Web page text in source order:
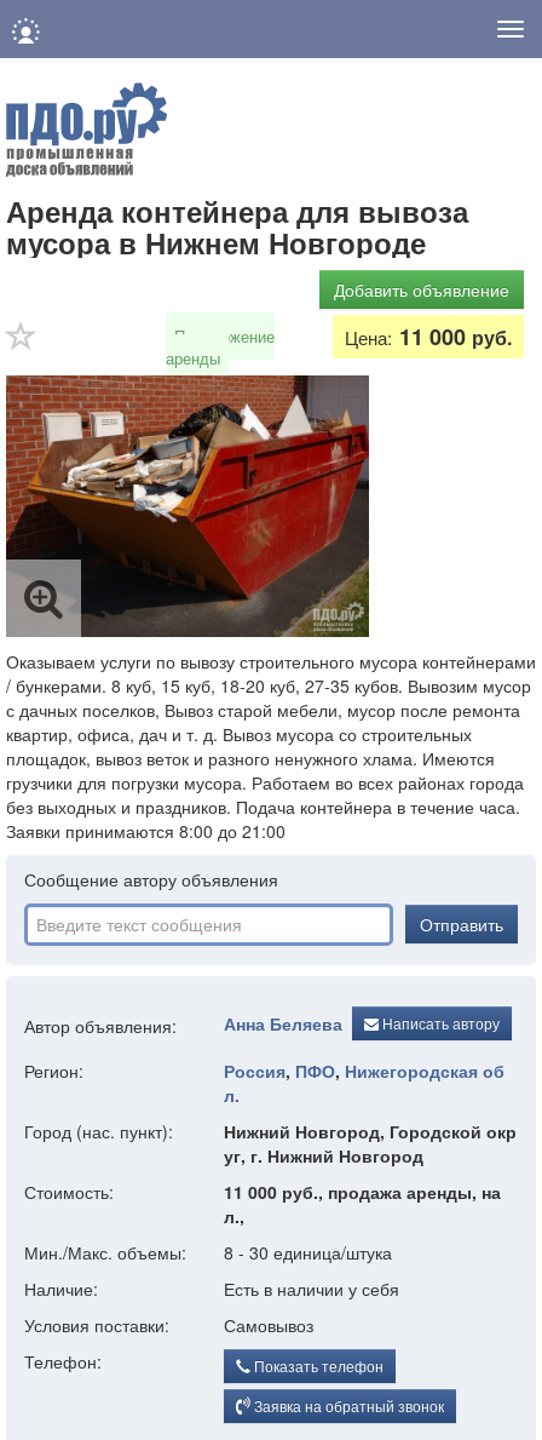
Аренда контейнера для вывоза
мусора в Нижнем Новгороде
Добавить объявление
Предложение
аренды
Цена: 11 000 руб.
Оказываем услуги по вывозу строительного мусора контейнерами
/ бункерами. 8 куб, 15 куб, 18-20 куб, 27-35 кубов. Вывозим мусор
с дачных поселков, Вывоз старой мебели, мусор после ремонта
квартир, офиса, дач и т. д. Вывоз мусора со строительных
площадок, вывоз веток и разного ненужного хлама. Имеются
грузчики для погрузки мусора. Работаем во всех районах города
без выходных и праздников. Подача контейнера в течение часа.
Заявки принимаются 8:00 до 21:00
Сообщение автору объявления
Отправить
Автор объявления: Анна Беляева Написать автору
Регион: Россия, ПФО, Нижегородская об
л.
Город (нас. пункт):
Нижний Новгород, Городской окр
уг, г. Нижний Новгород
Стоимость:
11 000 руб., продажа аренды, на
л.,
Мин./Макс. объемы:
8 - 30 единица/штука
Наличие:
Есть в наличии у себя
Условия поставки:
Самовывоз
Телефон:
Показать телефон
Заявка на обратный звонок